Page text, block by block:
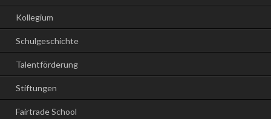
Kollegium
Schulgeschichte
Talentförderung
Stiftungen
Fairtrade School